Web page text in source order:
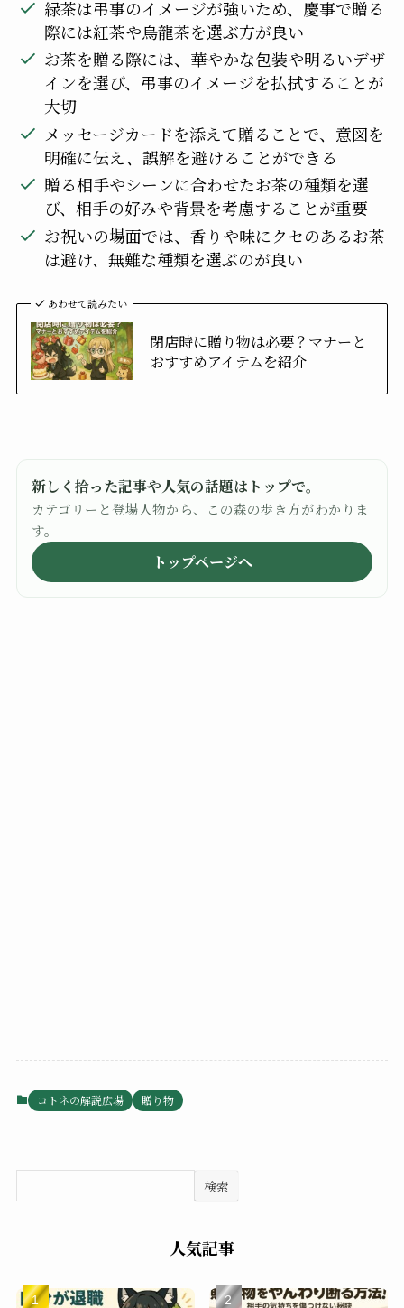
緑茶は弔事のイメージが強いため、慶事で贈る
際には紅茶や烏龍茶を選ぶ方が良い
お茶を贈る際には、華やかな包装や明るいデザ
インを選び、弔事のイメージを払拭することが
大切
メッセージカードを添えて贈ることで、意図を
明確に伝え、誤解を避けることができる
贈る相手やシーンに合わせたお茶の種類を選
び、相手の好みや背景を考慮することが重要
お祝いの場面では、香りや味にクセのあるお茶
は避け、無難な種類を選ぶのが良い
あわせて読みたい
閉店時に贈り物は必要？マナーと
おすすめアイテムを紹介
新しく拾った記事や人気の話題はトップで。
カテゴリーと登場人物から、この森の歩き方がわかりま
す。
トップページへ
コトネの解説広場 贈り物
検索
人気記事